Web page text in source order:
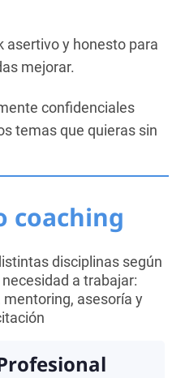
asertivo y honesto para
mejorar.
confidenciales
temas que quieras sin
coaching
disciplinas según
a trabajar:
asesoría y